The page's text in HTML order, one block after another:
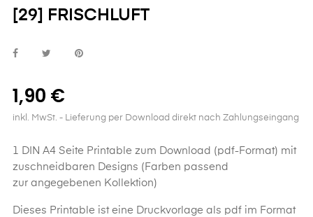
[29] FRISCHLUFT
1,90 €
inkl. MwSt. - Lieferung per Download direkt nach Zahlungseingang
1 DIN A4 Seite Printable zum Download (pdf-Format) mit
zuschneidbaren Designs (Farben passend
zur angegebenen Kollektion)
Dieses Printable ist eine Druckvorlage als pdf im Format